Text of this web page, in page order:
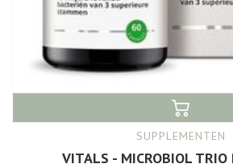
SUPPLEMENTEN
VITALS - MICROBIOL TRIO